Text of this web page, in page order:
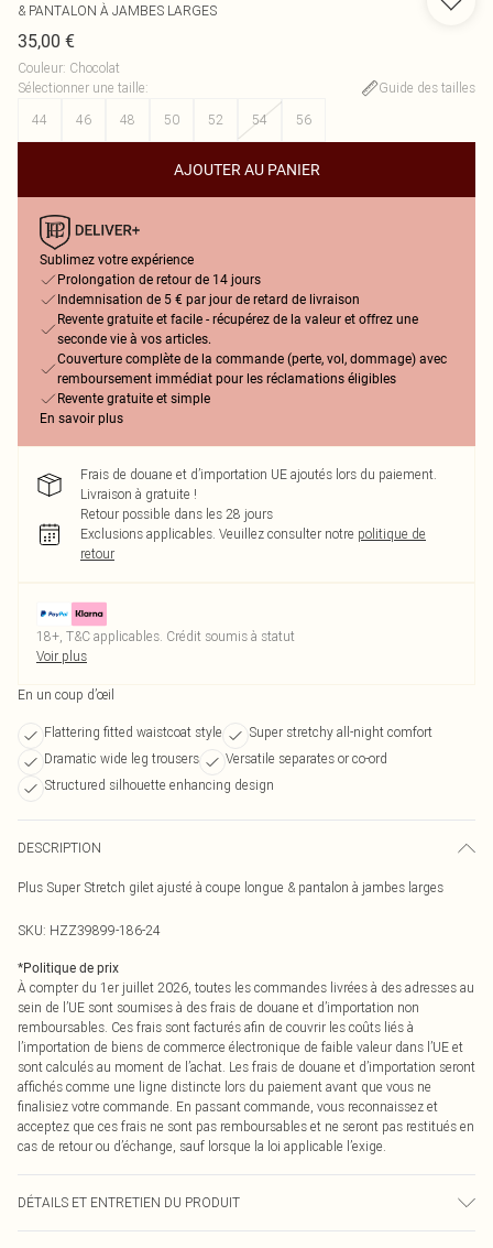
& PANTALON À JAMBES LARGES
35,00 €
Couleur: Chocolat
Sélectionner une taille:
Guide des tailles
44
46 48 50 52 54 56
AJOUTER AU PANIER
Sublimez votre expérience
Prolongation de retour de 14 jours
Indemnisation de 5 € par jour de retard de livraison
Revente gratuite et facile - récupérez de la valeur et offrez une
seconde vie à vos articles.
Couverture complète de la commande (perte, vol, dommage) avec
remboursement immédiat pour les réclamations éligibles
Revente gratuite et simple
En savoir plus
Frais de douane et d’importation UE ajoutés lors du paiement.
Livraison à gratuite !
Retour possible dans les 28 jours
Exclusions applicables. Veuillez consulter notre politique de
retour
18+, T&C applicables. Crédit soumis à statut
Voir plus
En un coup d’œil
Flattering fitted waistcoat style
Super stretchy all-night comfort
Dramatic wide leg trousers
Versatile separates or co-ord
Structured silhouette enhancing design
DESCRIPTION
Plus Super Stretch gilet ajusté à coupe longue & pantalon à jambes larges
SKU: HZZ39899-186-24
*Politique de prix
À compter du 1er juillet 2026, toutes les commandes livrées à des adresses au
sein de l’UE sont soumises à des frais de douane et d’importation non
remboursables. Ces frais sont facturés afin de couvrir les coûts liés à
l’importation de biens de commerce électronique de faible valeur dans l’UE et
sont calculés au moment de l’achat. Les frais de douane et d’importation seront
affichés comme une ligne distincte lors du paiement avant que vous ne
finalisiez votre commande. En passant commande, vous reconnaissez et
acceptez que ces frais ne sont pas remboursables et ne seront pas restitués en
cas de retour ou d’échange, sauf lorsque la loi applicable l’exige.
DÉTAILS ET ENTRETIEN DU PRODUIT